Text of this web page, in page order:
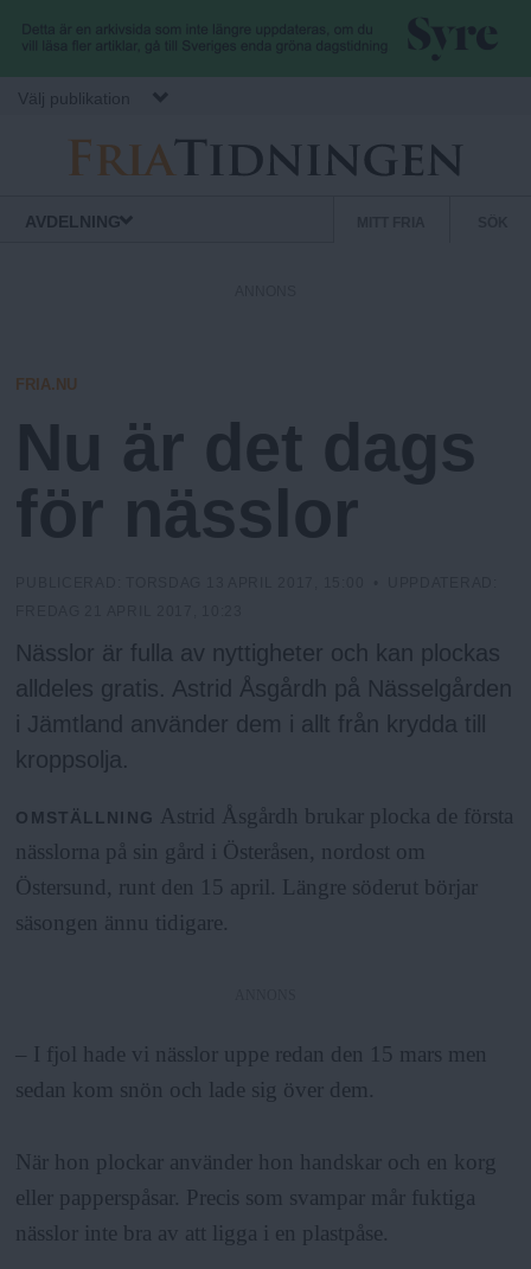
Hoppa till huvudinnehåll
Välj publikation
F
i
a
.
N
u
AVDELNING
r
m
e
n
FRIA.NU
Nu är det dags
för nässlor
Nässlor är fulla av nyttigheter och kan plockas
alldeles gratis. Astrid Åsgårdh på Nässelgården
i Jämtland använder dem i allt från krydda till
kroppsolja.
OMSTÄLLNING
Astrid Åsgårdh brukar plocka de första
nässlorna på sin gård i Österåsen, nordost om
Östersund, runt den 15 april. Längre söderut börjar
säsongen ännu tidigare.
– I fjol hade vi nässlor uppe redan den 15 mars men
sedan kom snön och lade sig över dem.
När hon plockar använder hon handskar och en korg
eller papperspåsar. Precis som svampar mår fuktiga
nässlor inte bra av att ligga i en plastpåse.